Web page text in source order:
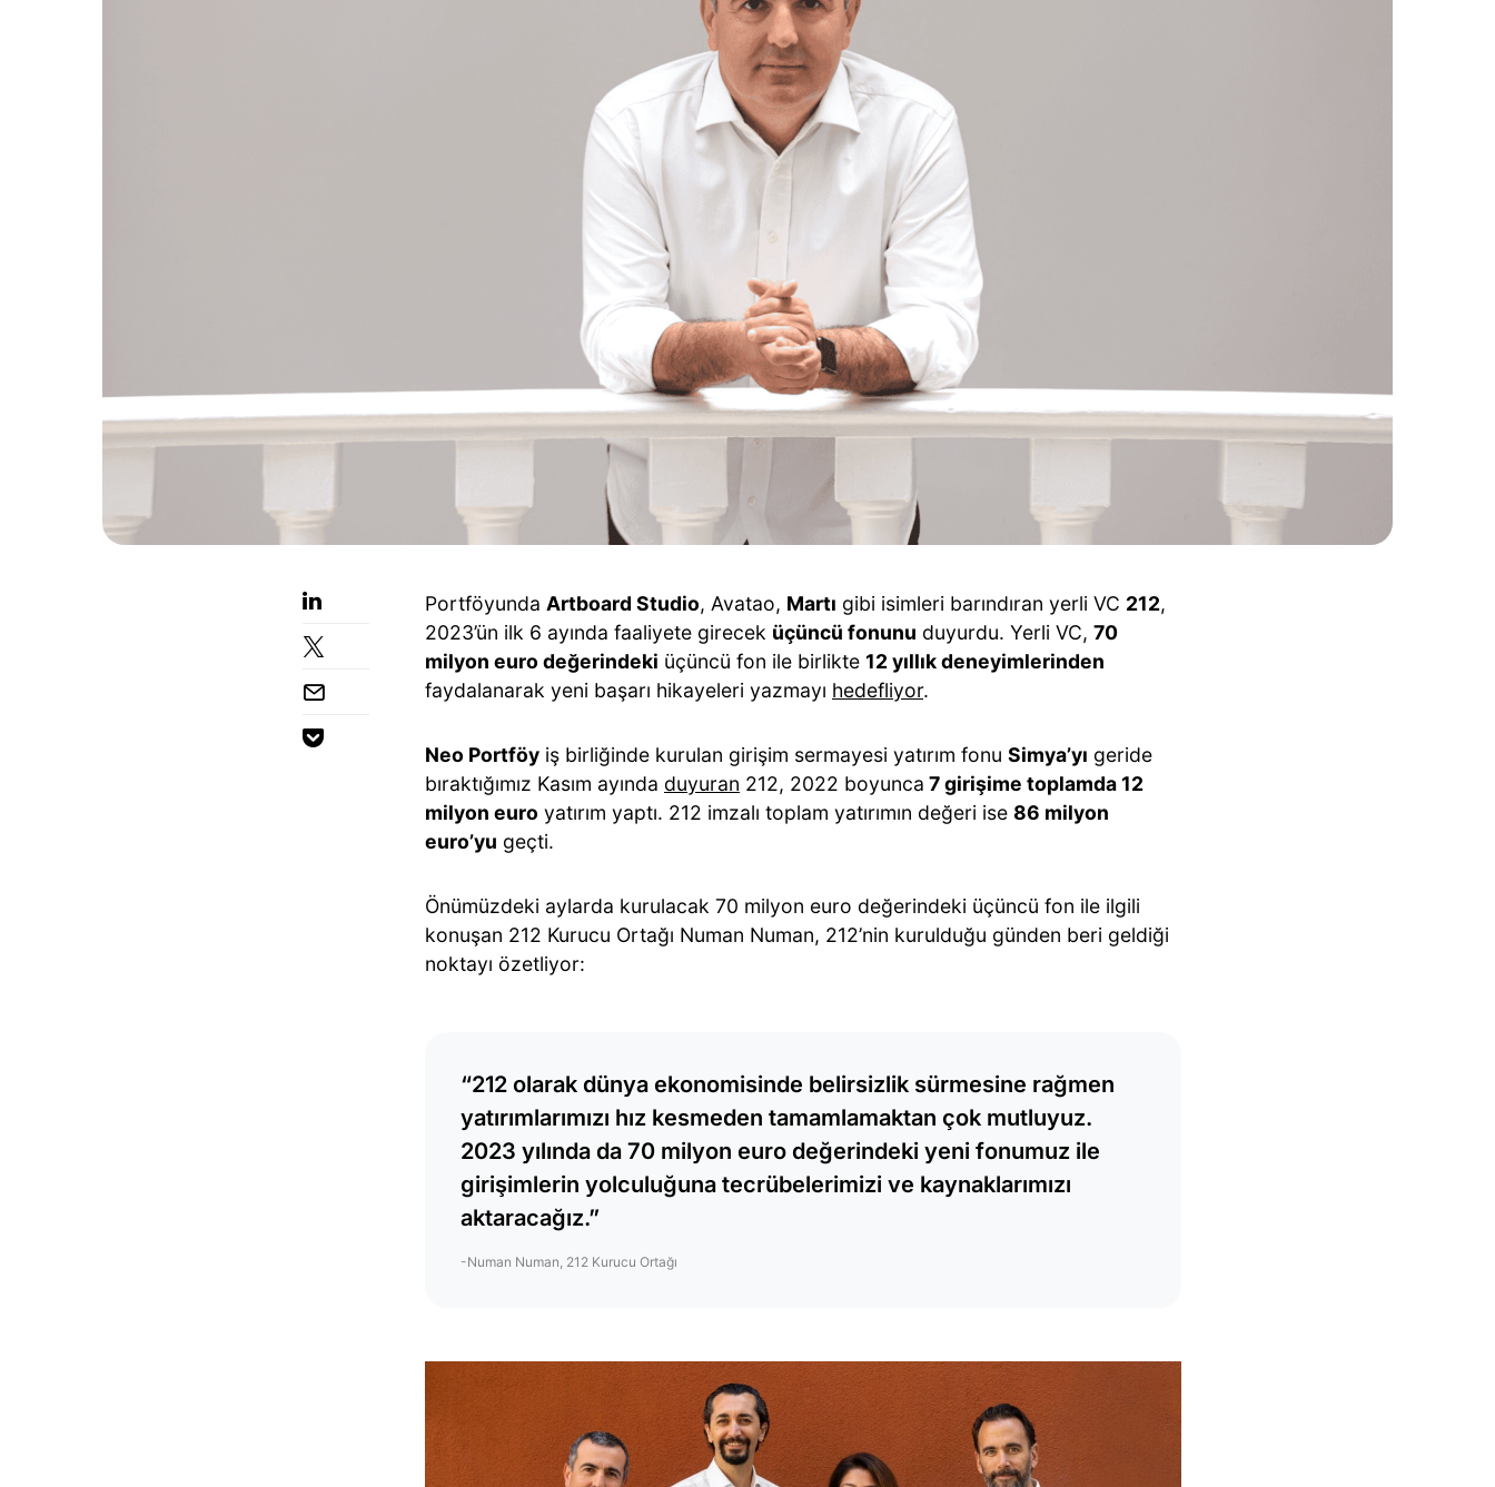
Portföyunda Artboard Studio, Avatao, Martı gibi isimleri barındıran yerli VC 212,
2023’ün ilk 6 ayında faaliyete girecek üçüncü fonunu duyurdu. Yerli VC, 70
milyon euro değerindeki üçüncü fon ile birlikte 12 yıllık deneyimlerinden
faydalanarak yeni başarı hikayeleri yazmayı hedefliyor.
Neo Portföy iş birliğinde kurulan girişim sermayesi yatırım fonu Simya’yı geride
bıraktığımız Kasım ayında duyuran 212, 2022 boyunca 7 girişime toplamda 12
milyon euro yatırım yaptı. 212 imzalı toplam yatırımın değeri ise 86 milyon
euro’yu geçti.
Önümüzdeki aylarda kurulacak 70 milyon euro değerindeki üçüncü fon ile ilgili
konuşan 212 Kurucu Ortağı Numan Numan, 212’nin kurulduğu günden beri geldiği
noktayı özetliyor:
“212 olarak dünya ekonomisinde belirsizlik sürmesine rağmen
yatırımlarımızı hız kesmeden tamamlamaktan çok mutluyuz.
2023 yılında da 70 milyon euro değerindeki yeni fonumuz ile
girişimlerin yolculuğuna tecrübelerimizi ve kaynaklarımızı
aktaracağız.”
-Numan Numan, 212 Kurucu Ortağı